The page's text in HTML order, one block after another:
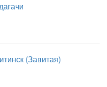
(Завитая)